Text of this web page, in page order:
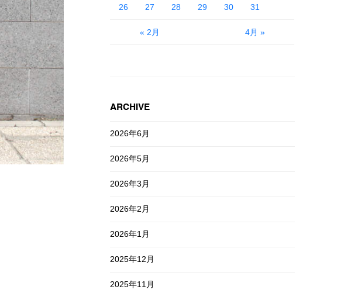
« 2月 4月 »
26 27 28 29 30 31
ARCHIVE
2026年6月
2026年5月
2026年3月
2026年2月
2026年1月
2025年12月
2025年11月